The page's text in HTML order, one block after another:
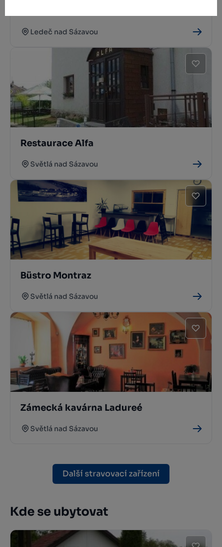
Ledeč nad Sázavou
Restaurace Alfa
Světlá nad Sázavou
Büstro Montraz
Světlá nad Sázavou
Zámecká kavárna Ladureé
Světlá nad Sázavou
Další stravovací zařízení
Kde se ubytovat